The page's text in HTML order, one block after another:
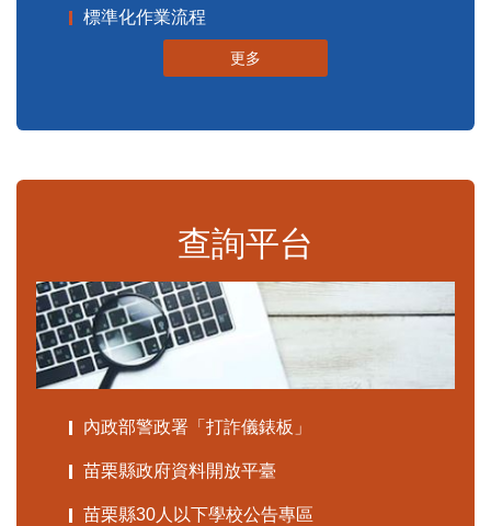
標準化作業流程
更多
查詢平台
內政部警政署「打詐儀錶板」
苗栗縣政府資料開放平臺
苗栗縣30人以下學校公告專區